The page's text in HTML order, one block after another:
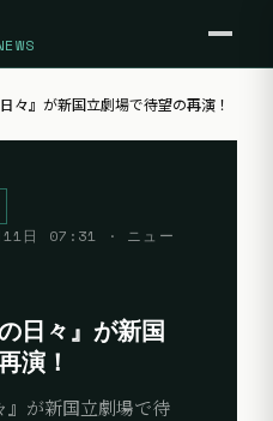
々』が新国立劇場で待望の再演！
11日 07:31 · ニュー
日々』が新国
演！
』が新国立劇場で待